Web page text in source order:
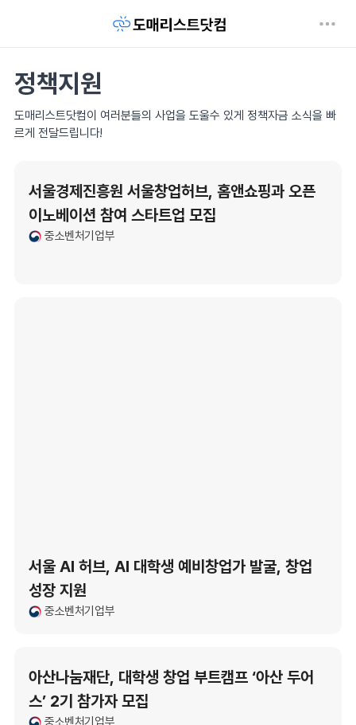
정책지원
도매리스트닷컴이 여러분들의 사업을 도울수 있게 정책자금 소식을 빠
르게 전달드립니다!
서울경제진흥원 서울창업허브, 홈앤쇼핑과 오픈
이노베이션 참여 스타트업 모집
중소벤처기업부
서울 AI 허브, AI 대학생 예비창업가 발굴, 창업
성장 지원
중소벤처기업부
아산나눔재단, 대학생 창업 부트캠프 ‘아산 두어
스’ 2기 참가자 모집
중소벤처기업부